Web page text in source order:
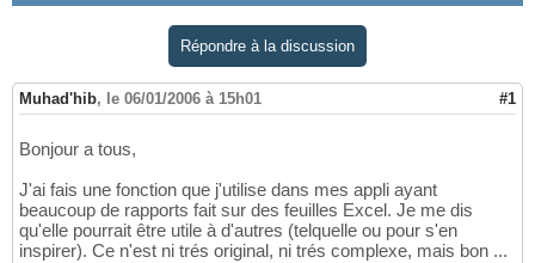
Répondre à la discussion
Muhad'hib, le 06/01/2006 à 15h01 #1
Bonjour a tous,
J'ai fais une fonction que j'utilise dans mes appli ayant
beaucoup de rapports fait sur des feuilles Excel. Je me dis
qu'elle pourrait être utile à d'autres (telquelle ou pour s'en
inspirer). Ce n'est ni trés original, ni trés complexe, mais bon ...